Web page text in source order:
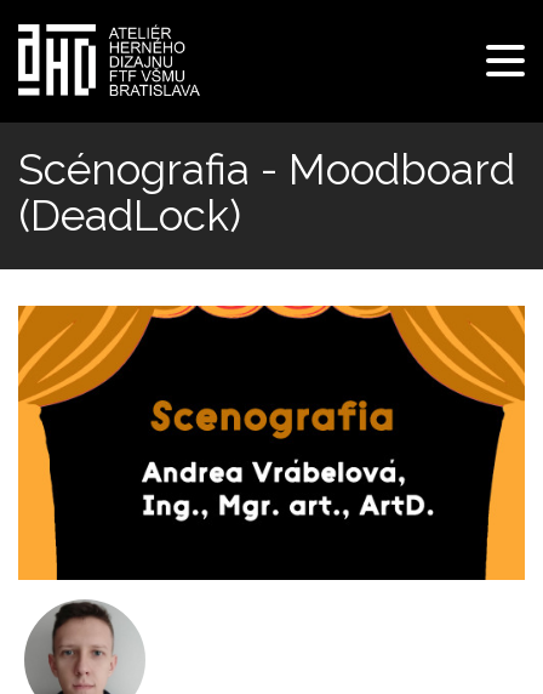
Skočiť
na
hlavný
obsah
Scénografia - Moodboard
(DeadLock)